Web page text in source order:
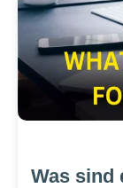
Was sind